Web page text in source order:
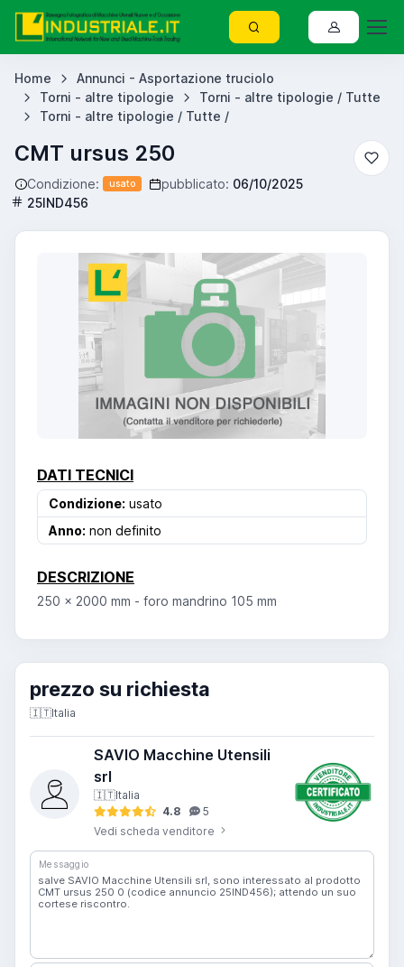
Home
Annunci - Asportazione truciolo
Torni - altre tipologie
Torni - altre tipologie / Tutte
Torni - altre tipologie / Tutte /
CMT ursus 250
Condizione: usato pubblicato: 06/10/2025
25IND456
DATI TECNICI
Condizione: usato
Anno: non definito
DESCRIZIONE
250 x 2000 mm - foro mandrino 105 mm
prezzo su richiesta
🇮🇹Italia
SAVIO Macchine Utensili
srl
🇮🇹Italia
4.8
5
Vedi scheda venditore
Messaggio